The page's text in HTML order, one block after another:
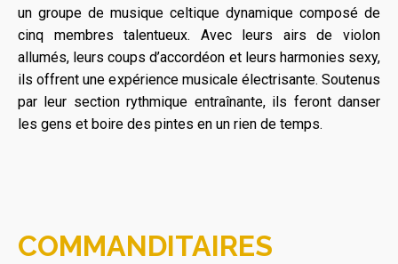
un groupe de musique celtique dynamique composé de
cinq membres talentueux. Avec leurs airs de violon
allumés, leurs coups d’accordéon et leurs harmonies sexy,
ils offrent une expérience musicale électrisante. Soutenus
par leur section rythmique entraînante, ils feront danser
les gens et boire des pintes en un rien de temps.
COMMANDITAIRES